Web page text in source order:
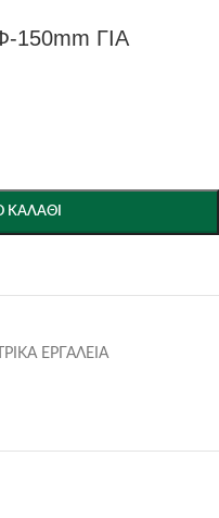
ΓΙΑ
ΚΑΛΆΘΙ
ΕΡΓΑΛΕΙΑ